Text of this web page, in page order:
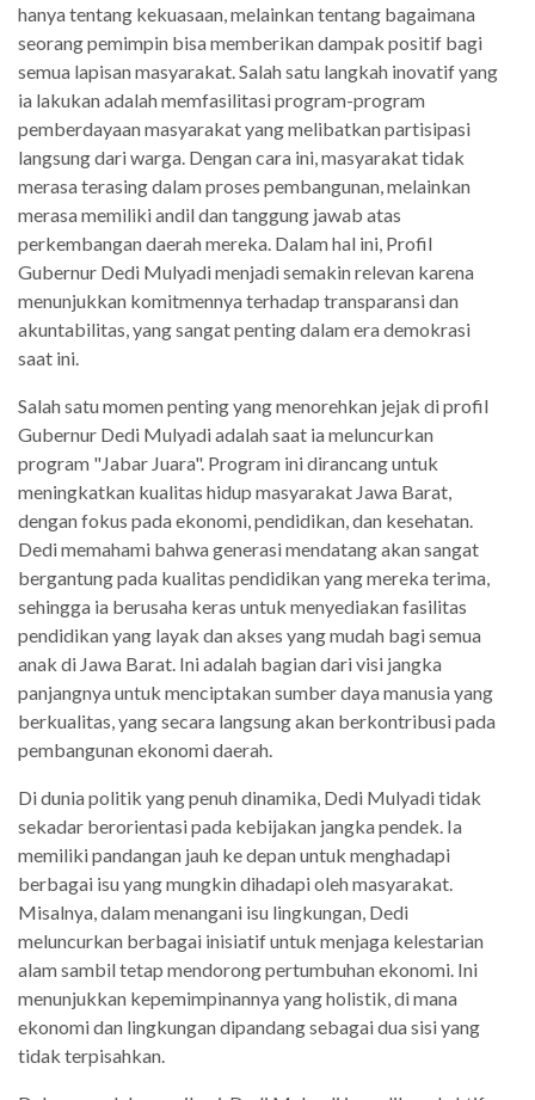
hanya tentang kekuasaan, melainkan tentang bagaimana
seorang pemimpin bisa memberikan dampak positif bagi
semua lapisan masyarakat. Salah satu langkah inovatif yang
ia lakukan adalah memfasilitasi program-program
pemberdayaan masyarakat yang melibatkan partisipasi
langsung dari warga. Dengan cara ini, masyarakat tidak
merasa terasing dalam proses pembangunan, melainkan
merasa memiliki andil dan tanggung jawab atas
perkembangan daerah mereka. Dalam hal ini, Profil
Gubernur Dedi Mulyadi menjadi semakin relevan karena
menunjukkan komitmennya terhadap transparansi dan
akuntabilitas, yang sangat penting dalam era demokrasi
saat ini.
Salah satu momen penting yang menorehkan jejak di profil
Gubernur Dedi Mulyadi adalah saat ia meluncurkan
program "Jabar Juara". Program ini dirancang untuk
meningkatkan kualitas hidup masyarakat Jawa Barat,
dengan fokus pada ekonomi, pendidikan, dan kesehatan.
Dedi memahami bahwa generasi mendatang akan sangat
bergantung pada kualitas pendidikan yang mereka terima,
sehingga ia berusaha keras untuk menyediakan fasilitas
pendidikan yang layak dan akses yang mudah bagi semua
anak di Jawa Barat. Ini adalah bagian dari visi jangka
panjangnya untuk menciptakan sumber daya manusia yang
berkualitas, yang secara langsung akan berkontribusi pada
pembangunan ekonomi daerah.
Di dunia politik yang penuh dinamika, Dedi Mulyadi tidak
sekadar berorientasi pada kebijakan jangka pendek. Ia
memiliki pandangan jauh ke depan untuk menghadapi
berbagai isu yang mungkin dihadapi oleh masyarakat.
Misalnya, dalam menangani isu lingkungan, Dedi
meluncurkan berbagai inisiatif untuk menjaga kelestarian
alam sambil tetap mendorong pertumbuhan ekonomi. Ini
menunjukkan kepemimpinannya yang holistik, di mana
ekonomi dan lingkungan dipandang sebagai dua sisi yang
tidak terpisahkan.